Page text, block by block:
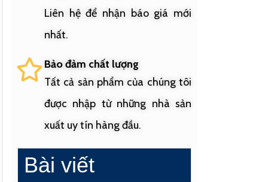
Liên hệ để nhận báo giá mới
nhất.
Bảo đảm chất lượng
Tất cả sản phẩm của chúng tôi
được nhập từ những nhà sản
xuất uy tín hàng đầu.
Bài viết